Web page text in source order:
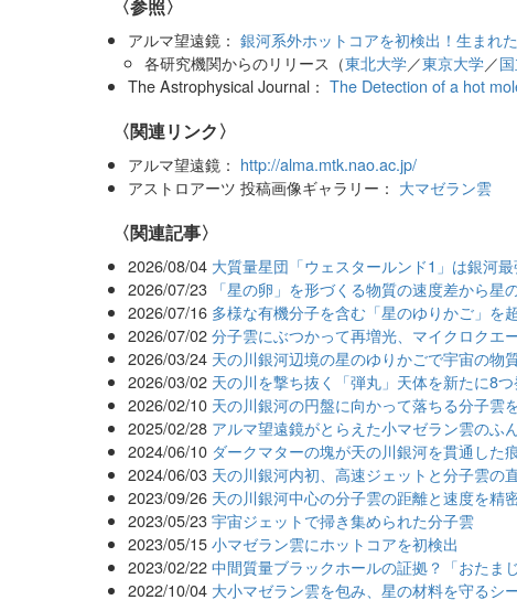
〈参照〉
アルマ望遠鏡：銀河系外ホットコアを初検出！生まれ
各研究機関からのリリース（東北大学／東京大学／
The Astrophysical Journal：The Detection of a hot
〈関連リンク〉
アルマ望遠鏡： http://alma.mtk.nao.ac.jp/
アストロアーツ 投稿画像ギャラリー： 大マゼラン雲
関連記事
2026/08/04 大質量星団「ウェスタールンド1」は銀河
2026/07/23 「星の卵」を形づくる物質の速度差から星
2026/07/16 多様な有機分子を含む「星のゆりかご」を
2026/07/02 分子雲にぶつかって再増光、マイクロクエ
2026/03/24 天の川銀河辺境の星のゆりかごで宇宙の物
2026/03/02 天の川を撃ち抜く「弾丸」天体を新たに8
2026/02/10 天の川銀河の円盤に向かって落ちる分子雲
2025/02/28 アルマ望遠鏡がとらえた小マゼラン雲のふ
2024/06/10 ダークマターの塊が天の川銀河を貫通した
2024/06/03 天の川銀河内初、高速ジェットと分子雲の
2023/09/26 天の川銀河中心の分子雲の距離と速度を精
2023/05/23 宇宙ジェットで掃き集められた分子雲
2023/05/15 小マゼラン雲にホットコアを初検出
2023/02/22 中間質量ブラックホールの証拠？「おたま
2022/10/04 大小マゼラン雲を包み、星の材料を守るシ